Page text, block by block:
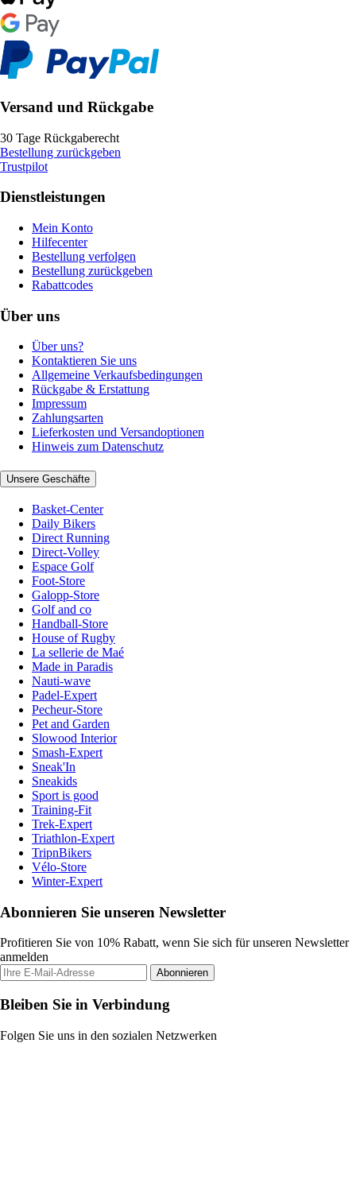
Versand und Rückgabe
30 Tage Rückgaberecht
Bestellung zurückgeben
Trustpilot
Dienstleistungen
Mein Konto
Hilfecenter
Bestellung verfolgen
Bestellung zurückgeben
Rabattcodes
Über uns
Über uns?
Kontaktieren Sie uns
Allgemeine Verkaufsbedingungen
Rückgabe & Erstattung
Impressum
Zahlungsarten
Lieferkosten und Versandoptionen
Hinweis zum Datenschutz
Unsere Geschäfte
Basket-Center
Daily Bikers
Direct Running
Direct-Volley
Espace Golf
Foot-Store
Galopp-Store
Golf and co
Handball-Store
House of Rugby
La sellerie de Maé
Made in Paradis
Nauti-wave
Padel-Expert
Pecheur-Store
Pet and Garden
Slowood Interior
Smash-Expert
Sneak'In
Sneakids
Sport is good
Training-Fit
Trek-Expert
Triathlon-Expert
TripnBikers
Vélo-Store
Winter-Expert
Abonnieren Sie unseren Newsletter
Profitieren Sie von 10% Rabatt, wenn Sie sich für unseren Newsletter
anmelden
Abonnieren
Bleiben Sie in Verbindung
Folgen Sie uns in den sozialen Netzwerken